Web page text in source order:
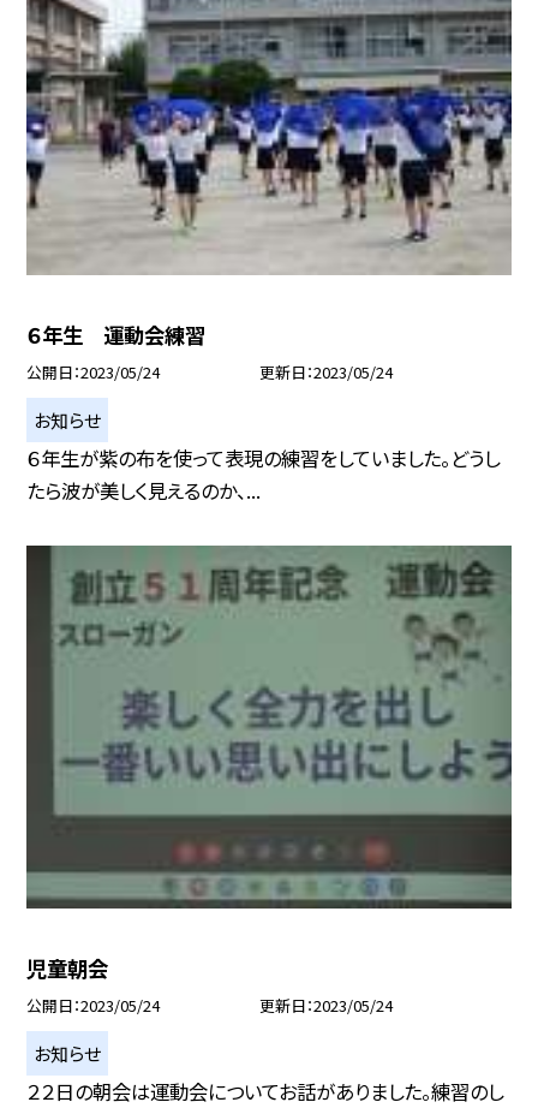
６年生 運動会練習
公開日 2023/05/24 更新日 2023/05/24
お知らせ
６年生が紫の布を使って表現の練習をしていました。どうし
たら波が美しく見えるのか、...
児童朝会
公開日 2023/05/24 更新日 2023/05/24
お知らせ
２２日の朝会は運動会についてお話がありました。練習のし